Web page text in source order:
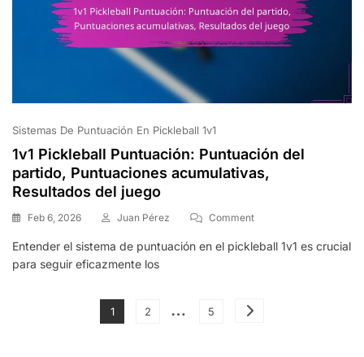
Sistemas De Puntuación En Pickleball 1v1
1v1 Pickleball Puntuación: Puntuación del
partido, Puntuaciones acumulativas,
Resultados del juego
Feb 6, 2026 Juan Pérez CommentOn
Pickleball
Entender el sistema de puntuación en el pickleball 1v1 es crucial
para seguir eficazmente los
Posts
Page
1 Page
2 … Page
5